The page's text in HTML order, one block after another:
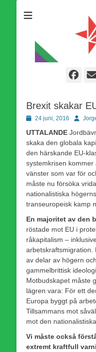
världsomfattande
tillgång i
Brexit skakar
Publicerad
24 juni, 2016
UTTALANDE
skaka den globala
den härskande EU-
systemkrisen
vänster som var för
måste nu försöka
nationalistiska
transeuropeisk kamp
En majoritet av den
röstade mot EU i
råkapitalism –
arbetskraftsmigration.
av delar av högern
gammelbrittisk
Motbudskapet måste
lägren vara: För ett
Europa byggt på
Tillsammans mot
mot den
Vi måste också
extremt kraftfull